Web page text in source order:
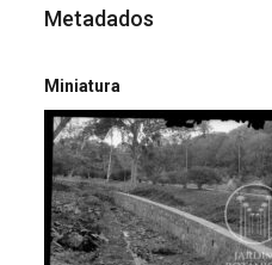
Metadados
Miniatura